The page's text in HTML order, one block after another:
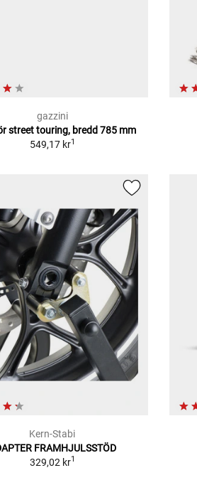
gazzini
street touring, bredd 785 mm
549,17 kr1
Kern-Stabi
FRAMHJULSSTÖD
329,02 kr1